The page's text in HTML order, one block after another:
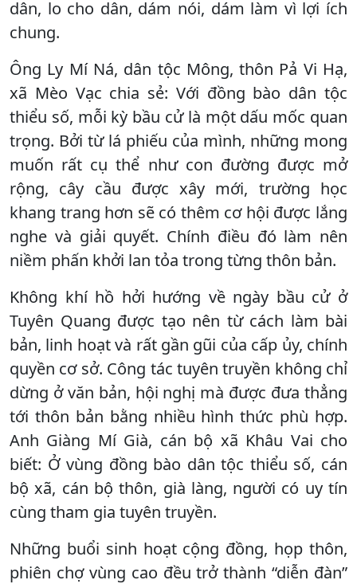
dân, lo cho dân, dám nói, dám làm vì lợi ích
chung.
Ông Ly Mí Ná, dân tộc Mông, thôn Pả Vi Hạ,
xã Mèo Vạc chia sẻ: Với đồng bào dân tộc
thiểu số, mỗi kỳ bầu cử là một dấu mốc quan
trọng. Bởi từ lá phiếu của mình, những mong
muốn rất cụ thể như con đường được mở
rộng, cây cầu được xây mới, trường học
khang trang hơn sẽ có thêm cơ hội được lắng
nghe và giải quyết. Chính điều đó làm nên
niềm phấn khởi lan tỏa trong từng thôn bản.
Không khí hồ hởi hướng về ngày bầu cử ở
Tuyên Quang được tạo nên từ cách làm bài
bản, linh hoạt và rất gần gũi của cấp ủy, chính
quyền cơ sở. Công tác tuyên truyền không chỉ
dừng ở văn bản, hội nghị mà được đưa thẳng
tới thôn bản bằng nhiều hình thức phù hợp.
Anh Giàng Mí Già, cán bộ xã Khâu Vai cho
biết: Ở vùng đồng bào dân tộc thiểu số, cán
bộ xã, cán bộ thôn, già làng, người có uy tín
cùng tham gia tuyên truyền.
Những buổi sinh hoạt cộng đồng, họp thôn,
phiên chợ vùng cao đều trở thành “diễn đàn”